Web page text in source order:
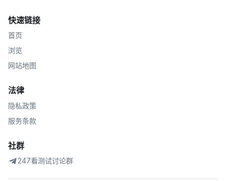
快速链接
首页
浏览
网站地图
法律
隐私政策
服务条款
社群
247看测试讨论群